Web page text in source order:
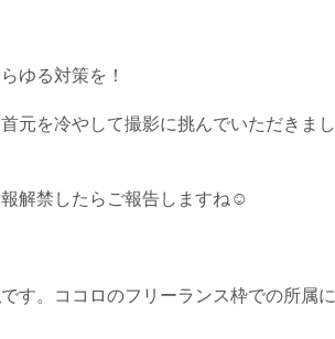
ゆる対策を！
元を冷やして撮影に挑んでいただきまし
解禁したらご報告しますね☺︎
す。ココロのフリーランス枠での所属に